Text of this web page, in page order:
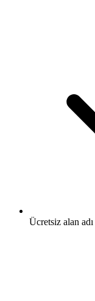
Ücretsiz alan